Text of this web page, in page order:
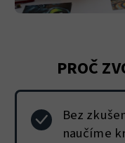
PROČ
Bez
naučíme